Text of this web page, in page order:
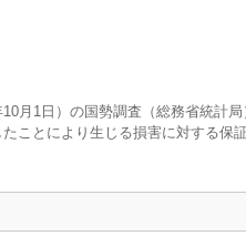
月1日）の国勢調査（総務省統計
ことにより生じる損害に対する